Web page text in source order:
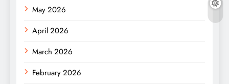
May 2026
April 2026
March 2026
February 2026